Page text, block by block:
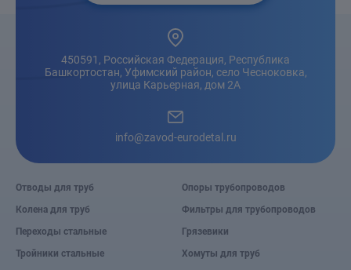
450591, Российская Федерация, Республика
Башкортостан, Уфимский район, село Чесноковка,
улица Карьерная, дом 2А
info@zavod-eurodetal.ru
Отводы для труб
Колена для труб
Переходы стальные
Тройники стальные
Опоры трубопроводов
Фильтры для трубопроводов
Грязевики
Хомуты для труб